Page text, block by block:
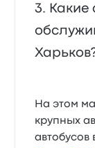
Какие
На этом
крупных
автобусов